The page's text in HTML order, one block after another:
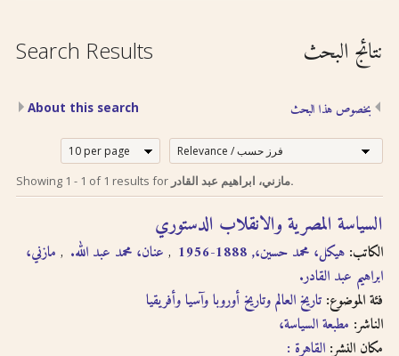
Search
Search Results نتائج البحث
About this search بخصوص هذا البحث
Search tips in
Arabic
transliteration
Searches you
will query only the
إرشادات للبحث لدى
استخدام الترجمة
الصوتية بالحروف
اللاتينية
إن عملية البحث التي تجريها في
هذا الموقع تعطي وصف
ببليوغرافي عن الكتاب
Showing 1 - 1 of 1 results for مازني، ابراهيم عبد القادر.
السياسة المصرية والانقلاب الدستوري
الكاتب: هيكل، محمد حسين،, 1888-1956 عنان، محمد عبد الله.
مازني،
ابراهيم عبد القادر.
فئة الموضوع: تاريخ العالم وتاريخ أوروبا وآسيا وأفريقيا
الناشر: مطبعة السياسة،
مكان النشر: القاهرة :